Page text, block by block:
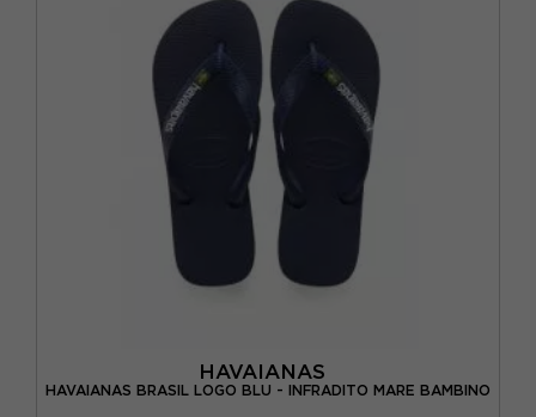
BRASIL 31/32 - EUR 33/34
BRASIL 33/34 - EUR 35/36
BRASIL 35/36 - EUR 37/38
HAVAIANAS
HAVAIANAS BRASIL LOGO BLU - INFRADITO MARE BAMBINO